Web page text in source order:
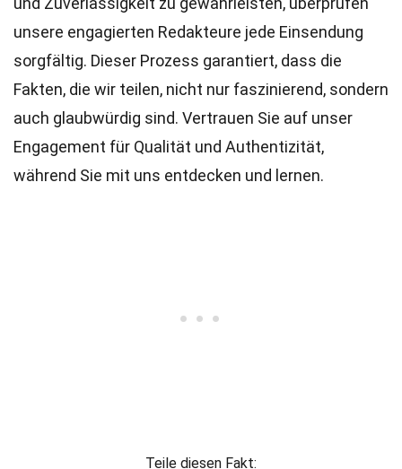
unsere engagierten Redakteure jede Einsendung
sorgfältig. Dieser Prozess garantiert, dass die
Fakten, die wir teilen, nicht nur faszinierend, sondern
auch glaubwürdig sind. Vertrauen Sie auf unser
Engagement für Qualität und Authentizität,
während Sie mit uns entdecken und lernen.
Teile diesen Fakt: